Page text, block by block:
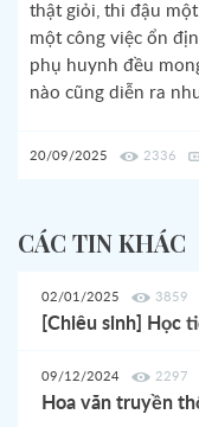
thật giỏi, thi đậu
một công việc ổn
phụ huynh đều
nào cũng diễn ra
20/09/2025 2336
CÁC TIN KHÁC
02/01/2025 3859
09/12/2024 2297